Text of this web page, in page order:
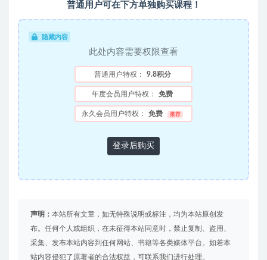
普通用户可在下方单独购买课程！
隐藏内容
此处内容需要权限查看
普通用户特权： 9.8积分
年度会员用户特权： 免费
永久会员用户特权： 免费 推荐
登录后购买
声明： 本站所有文章，如无特殊说明或标注，均为本站原创发
布。任何个人或组织，在未征得本站同意时，禁止复制、盗用、
采集、发布本站内容到任何网站、书籍等各类媒体平台。如若本
站内容侵犯了原著者的合法权益，可联系我们进行处理。